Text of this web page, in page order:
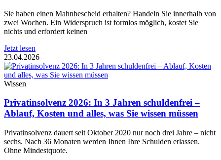
Sie haben einen Mahnbescheid erhalten? Handeln Sie innerhalb von
zwei Wochen. Ein Widerspruch ist formlos möglich, kostet Sie
nichts und erfordert keinen
Jetzt lesen
23.04.2026
Wissen
Privatinsolvenz 2026: In 3 Jahren schuldenfrei –
Ablauf, Kosten und alles, was Sie wissen müssen
Privatinsolvenz dauert seit Oktober 2020 nur noch drei Jahre – nicht
sechs. Nach 36 Monaten werden Ihnen Ihre Schulden erlassen.
Ohne Mindestquote.